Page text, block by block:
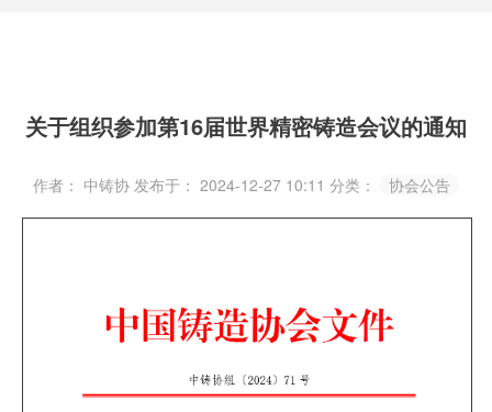
关于组织参加第16届世界精密铸造会议的通知
作者： 中铸协 发布于： 2024-12-27 10:11 分类： 协会公告